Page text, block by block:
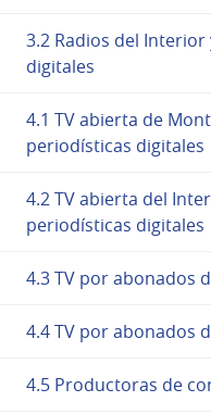
3.2 Radios del
digitales
4.1 TV abierta de
periodísticas digitales
4.2 TV abierta del
periodísticas digitales
4.3 TV por abonados
4.4 TV por abonados
4.5 Productoras de